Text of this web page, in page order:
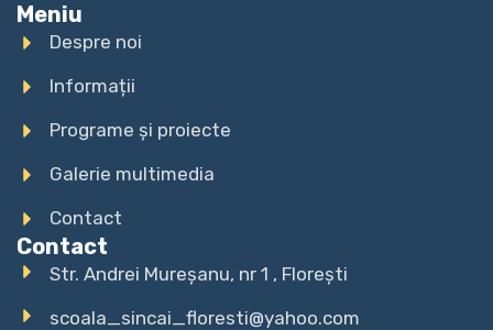
Meniu
Despre noi
Informații
Programe și proiecte
Galerie multimedia
Contact
Contact
Str. Andrei Mureșanu, nr 1 , Florești
scoala_sincai_floresti@yahoo.com